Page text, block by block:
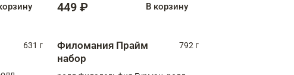
449 ₽ В корзину
631 г
Филомания Прайм
набор
792 г